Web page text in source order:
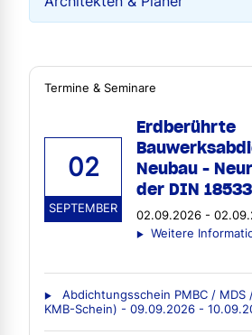
Termine & Seminare
02
SEPTEMBER
Erdberührte
Neubau -
der DIN 18533
02.09.2026 -
Weitere
Abdichtungsschein PMBC / MDS
KMB-Schein) - 09.09.2026 -